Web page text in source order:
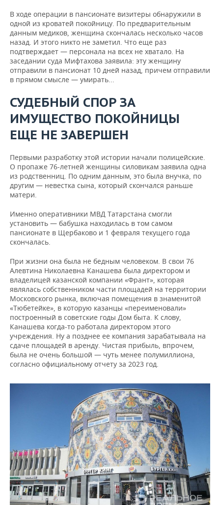
В ходе операции в пансионате визитеры обнаружили в
одной из кроватей покойницу. По предварительным
данным медиков, женщина скончалась несколько часов
назад. И этого никто не заметил. Что еще раз
подтверждает — персонала на всех не хватало. На
заседании суда Мифтахова заявила: эту женщину
отправили в пансионат 10 дней назад, причем отправили
в прямом смысле — умирать...
СУДЕБНЫЙ СПОР ЗА
ИМУЩЕСТВО ПОКОЙНИЦЫ
ЕЩЕ НЕ ЗАВЕРШЕН
Первыми разработку этой истории начали полицейские.
О пропаже 76-летней женщины силовикам заявила одна
из родственниц. По одним данным, это была внучка, по
другим — невестка сына, который скончался раньше
матери.
Именно оперативники МВД Татарстана смогли
установить — бабушка находилась в том самом
пансионате в Щербаково и 1 февраля текущего года
скончалась.
При жизни она была не бедным человеком. В свои 76
Алевтина Николаевна Канашева была директором и
владелицей казанской компании «Франт», которая
являлась собственником части площадей на территории
Московского рынка, включая помещения в знаменитой
«Тюбетейке», в которую казанцы «переименовали»
построенный в советские годы Дом быта. К слову,
Канашева когда-то работала директором этого
учреждения. Ну а позднее ее компания зарабатывала на
сдаче площадей в аренду. Чистая прибыль, впрочем,
была не очень большой — чуть менее полумиллиона,
согласно официальному отчету за 2023 год.